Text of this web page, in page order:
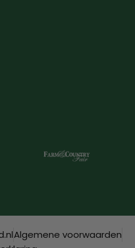
Algemene voorwaarden